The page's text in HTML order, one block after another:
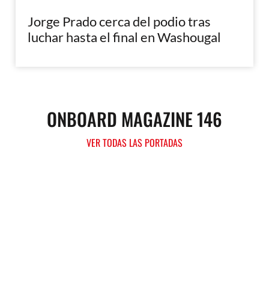
Jorge Prado cerca del podio tras
luchar hasta el final en Washougal
ONBOARD MAGAZINE 146
VER TODAS LAS PORTADAS